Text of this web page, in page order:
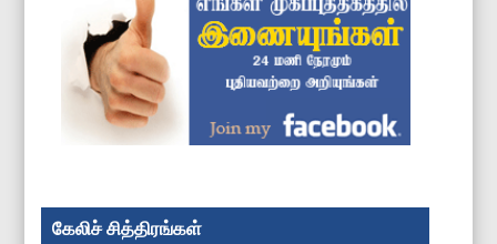
கேலிச் சித்திரங்கள்